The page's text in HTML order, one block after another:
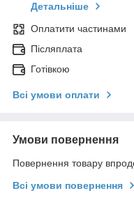
Детальніше
Оплатити частинами
Післяплата
Готівкою
Всі умови оплати
Умови повернення
Повернення товару
Всі умови повернення